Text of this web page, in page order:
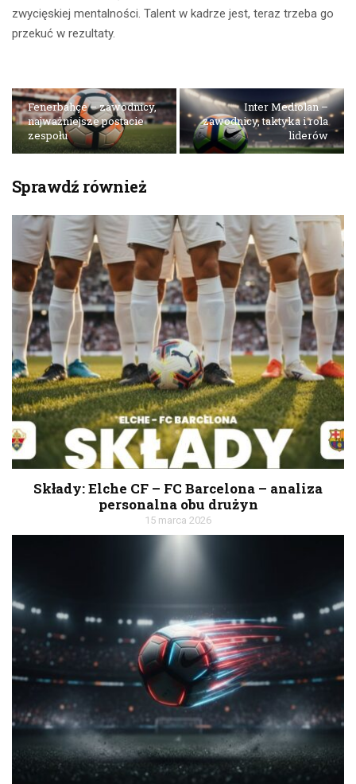
zwycięskiej mentalności. Talent w kadrze jest, teraz trzeba go
przekuć w rezultaty.
Fenerbahçe – zawodnicy,
najważniejsze postacie
zespołu
Inter Mediolan –
zawodnicy, taktyka i rola
liderów
Sprawdź również
Składy: Elche CF – FC Barcelona – analiza
personalna obu drużyn
15 marca 2026